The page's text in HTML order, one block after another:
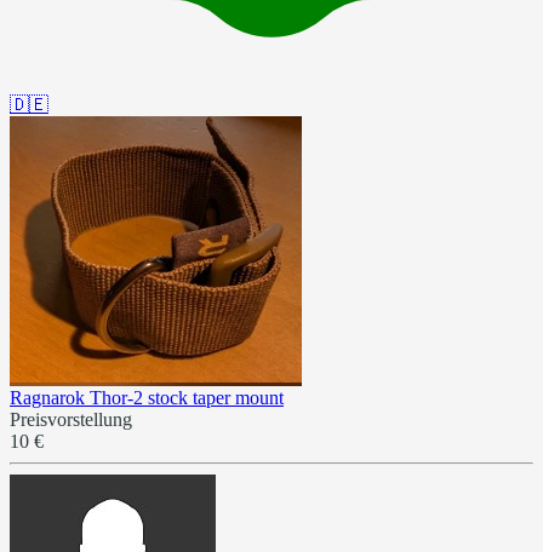
🇩🇪
Ragnarok Thor-2 stock taper mount
Preisvorstellung
10 €